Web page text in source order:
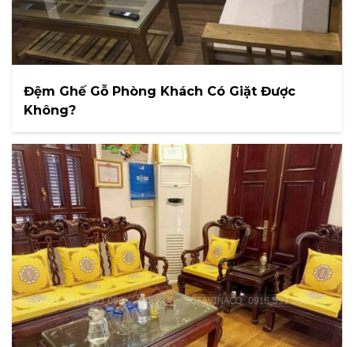
Đệm Ghế Gỗ Phòng Khách Có Giặt Được
Không?